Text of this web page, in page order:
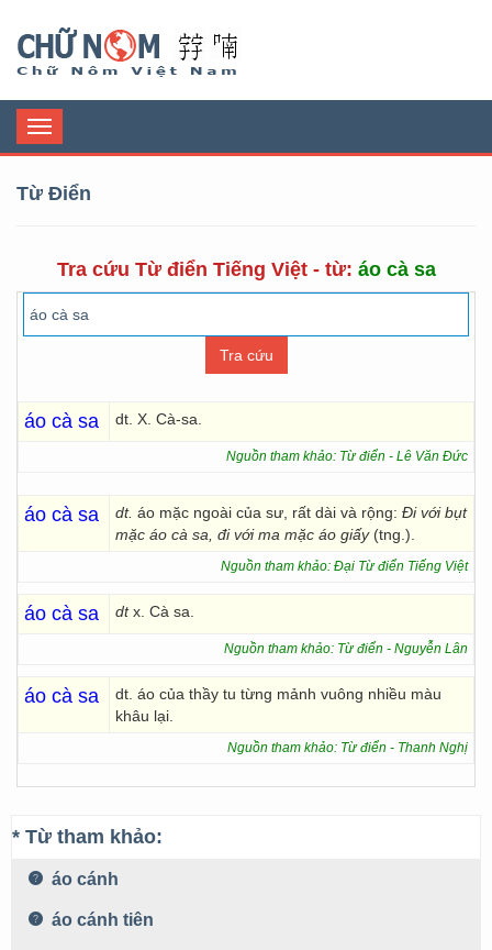
Toggle
navigation
Từ Điển
Tra cứu Từ điển Tiếng Việt - từ: áo cà sa
áo cà sa dt. X. Cà-sa.
Nguồn tham khảo: Từ điển - Lê Văn Đức
áo cà sa dt. áo mặc ngoài của sư, rất dài và rộng: Đi với bụt
mặc áo cà sa, đi với ma mặc áo giấy (tng.).
Nguồn tham khảo: Đại Từ điển Tiếng Việt
áo cà sa dtx. Cà sa.
Nguồn tham khảo: Từ điển - Nguyễn Lân
áo cà sa
dt. áo của thầy tu từng mảnh vuông nhiều màu
khâu lại.
Nguồn tham khảo: Từ điển - Thanh Nghị
* Từ tham khảo:
áo cánh
áo cánh tiên